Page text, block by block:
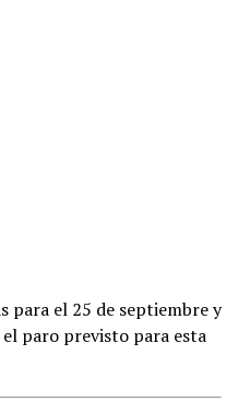
para el 25 de septiembre y
el paro previsto para esta